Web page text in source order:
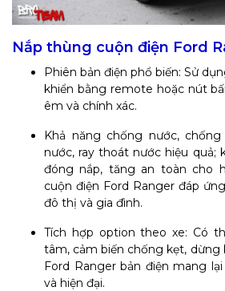
Nắp thùng cuộn điện Ford
Phiên bản điện phổ biến: Sử
khiển bằng remote hoặc nút
êm và chính xác.
Khả năng chống nước,
nước, ray thoát nước hiệu quả;
đóng nắp, tăng an toàn cho
cuộn điện Ford Ranger đáp
đô thị và gia đình.
Tích hợp option theo xe: Có
tâm, cảm biến chống kẹt, dừng
Ford Ranger bản điện mang
và hiện đại.